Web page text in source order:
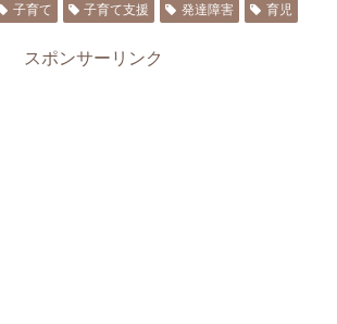
子育て 子育て支援 発達障害 育児
スポンサーリンク